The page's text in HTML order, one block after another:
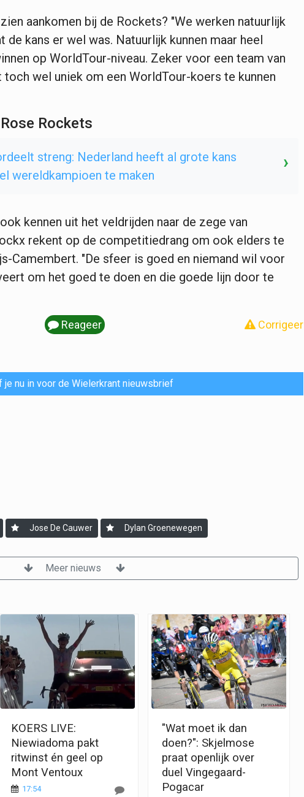
aankomen bij de Rockets? "We werken natuurlijk
kans er wel was. Natuurlijk kunnen maar heel
op WorldTour-niveau. Zeker voor een team van
toch wel uniek om een WorldTour-koers te kunnen
Rockets
streng: Nederland heeft al grote kans
wereldkampioen te maken
›
kennen uit het veldrijden naar de zege van
rekent op de competitiedrang om ook elders te
Camembert. "De sfeer is goed en niemand wil voor
om het goed te doen en die goede lijn door te
Reageer Corrigeer
je nu in voor de Wielerkrant nieuwsbrief
Jose De Cauwer Dylan Groenewegen
Meer nieuws
KOERS LIVE:
Niewiadoma pakt
ritwinst én geel op
Mont Ventoux
17:54
"Wat moet ik dan
doen?": Skjelmose
praat openlijk over
duel Vingegaard-
Pogacar